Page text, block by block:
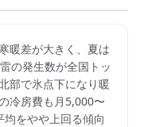
暖差が大きく、夏は
の発生数が全国トッ
部で氷点下になり暖
冷房費も月5,000〜
をやや上回る傾向